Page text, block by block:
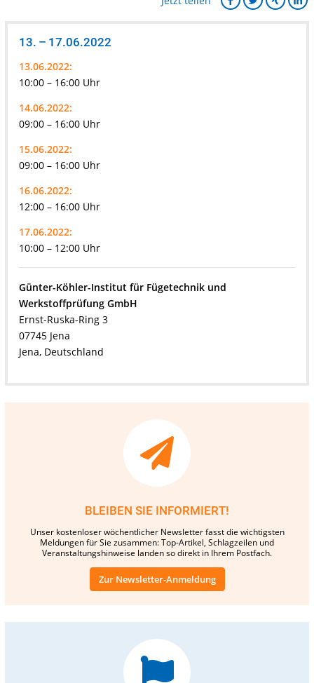
13. – 17.06.2022
13.06.2022:
10:00 – 16:00 Uhr
14.06.2022:
09:00 – 16:00 Uhr
15.06.2022:
09:00 – 16:00 Uhr
16.06.2022:
12:00 – 16:00 Uhr
17.06.2022:
10:00 – 12:00 Uhr
Günter-Köhler-Institut für Fügetechnik und
Werkstoffprüfung GmbH
Ernst-Ruska-Ring 3
07745 Jena
Jena, Deutschland
BLEIBEN SIE INFORMIERT!
Unser kostenloser wöchentlicher Newsletter fasst die wichtigsten
Meldungen für Sie zusammen: Top-Artikel, Schlagzeilen und
Veranstaltungshinweise landen so direkt in Ihrem Postfach.
Zur Newsletter-Anmeldung